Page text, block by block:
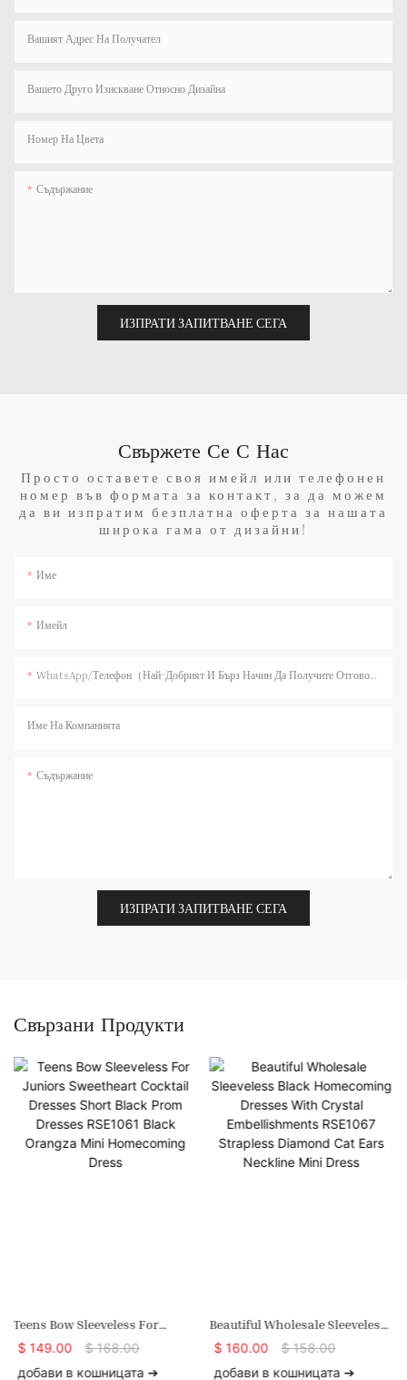
Вашият Адрес На Получател
Вашето Друго Изискване Относно Дизайна
Номер На Цвета
Съдържание
ИЗПРАТИ ЗАПИТВАНЕ СЕГА
Свържете Се С Нас
Просто оставете своя имейл или телефонен
номер във формата за контакт, за да можем
да ви изпратим безплатна оферта за нашата
широка гама от дизайни!
Име
Имейл
WhatsApp/телефон（Най-Добрият И Бърз Начин Да Получите Отговор）
Име На Компанията
Съдържание
ИЗПРАТИ ЗАПИТВАНЕ СЕГА
Свързани Продукти
Teens Bow Sleeveless For
Juniors Sweetheart Cocktail
$ 149.00 $168.00
добави в кошницата ➔
Beautiful Wholesale Sleeveless
Black Homecoming Dresses
$ 160.00 $158.00
добави в кошницата ➔